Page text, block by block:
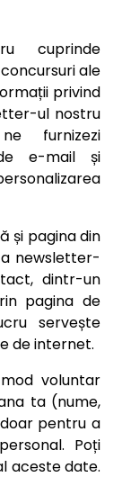
cuprinde
ale
privind
ul nostru
furnizezi
e-mail și
și pagina din
newsletter-
dintr-un
pagina de
servește
de internet.
voluntar
ta (nume,
pentru a
Poți
aceste date.